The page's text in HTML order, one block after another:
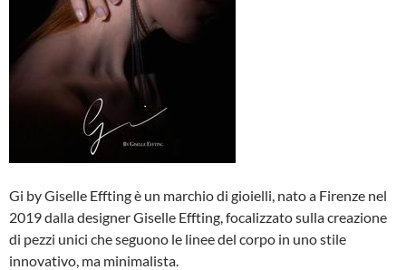
Gi by Giselle Effting è un marchio di gioielli, nato a Firenze nel
2019 dalla designer Giselle Effting, focalizzato sulla creazione
di pezzi unici che seguono le linee del corpo in uno stile
innovativo, ma minimalista.